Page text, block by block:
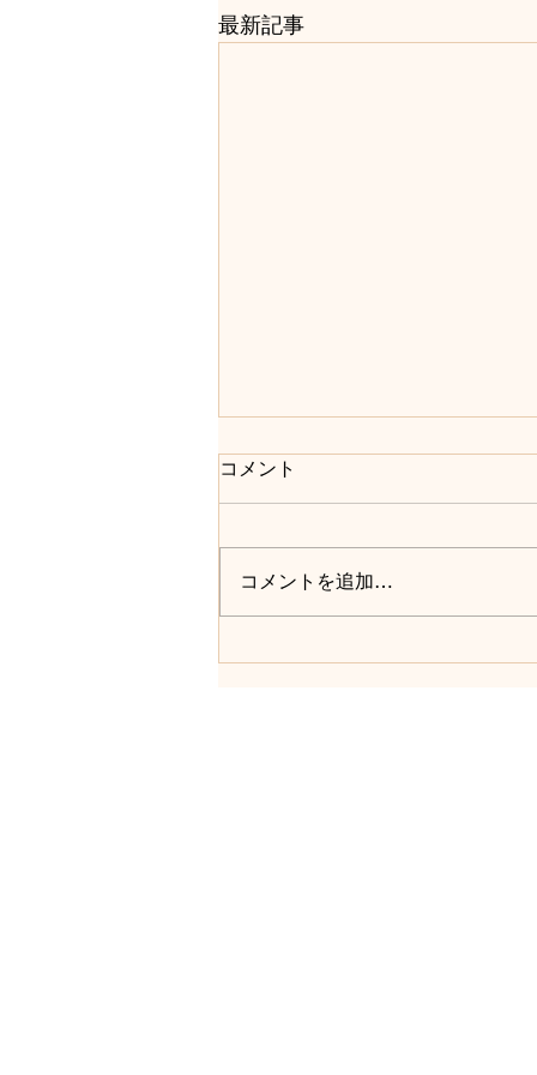
最新記事
インスタグラムで近況活動
https://www.instagram.com/jongji
引っ越しが終わりました。 これ
から新たに東京都文京区東大前の
コメント
コメントを追加…